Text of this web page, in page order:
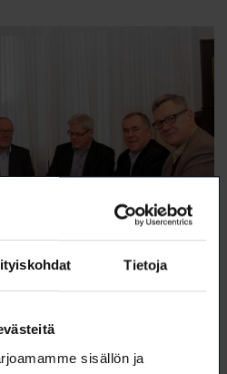
Tietoja
sisällön ja
olivat kaikkien yhteisiä
Loimun perustamista